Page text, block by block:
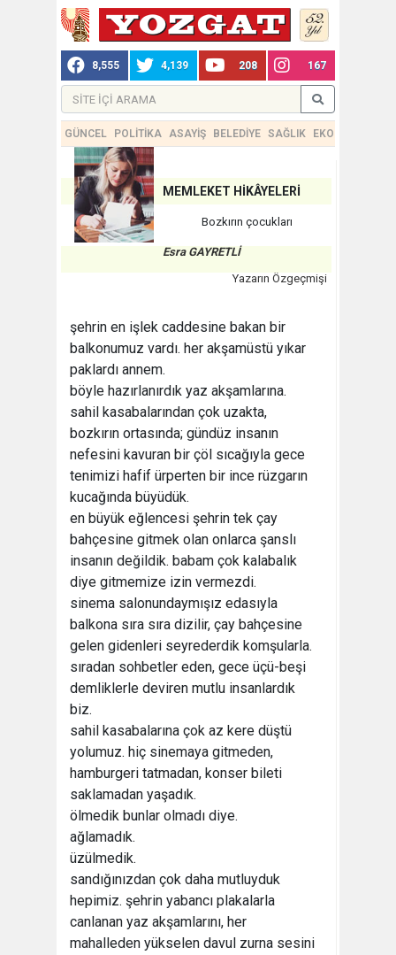
8,555 4,139 208 167
GÜNCEL POLİTİKA ASAYİŞ BELEDİYE SAĞLIK EKONOMİ
MEMLEKET HİKÂYELERİ
Bozkırın çocukları
Esra GAYRETLİ
Yazarın Özgeçmişi
şehrin en işlek caddesine bakan bir
balkonumuz vardı. her akşamüstü yıkar
paklardı annem.
böyle hazırlanırdık yaz akşamlarına.
sahil kasabalarından çok uzakta,
bozkırın ortasında; gündüz insanın
nefesini kavuran bir çöl sıcağıyla gece
tenimizi hafif ürperten bir ince rüzgarın
kucağında büyüdük.
en büyük eğlencesi şehrin tek çay
bahçesine gitmek olan onlarca şanslı
insanın değildik. babam çok kalabalık
diye gitmemize izin vermezdi.
sinema salonundaymışız edasıyla
balkona sıra sıra dizilir, çay bahçesine
gelen gidenleri seyrederdik komşularla.
sıradan sohbetler eden, gece üçü-beşi
demliklerle deviren mutlu insanlardık
biz.
sahil kasabalarına çok az kere düştü
yolumuz. hiç sinemaya gitmeden,
hamburgeri tatmadan, konser bileti
saklamadan yaşadık.
ölmedik bunlar olmadı diye.
ağlamadık.
üzülmedik.
sandığınızdan çok daha mutluyduk
hepimiz. şehrin yabancı plakalarla
canlanan yaz akşamlarını, her
mahalleden yükselen davul zurna sesini